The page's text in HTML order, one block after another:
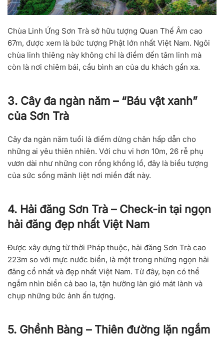
Chùa Linh Ứng Sơn Trà sở hữu tượng Quan Thế Âm cao
67m, được xem là bức tượng Phật lớn nhất Việt Nam. Ngôi
chùa linh thiêng này không chỉ là điểm đến tâm linh mà
còn là nơi chiêm bái, cầu bình an của du khách gần xa.
3. Cây đa ngàn năm – “Báu vật xanh”
của Sơn Trà
Cây đa ngàn năm tuổi là điểm dừng chân hấp dẫn cho
những ai yêu thiên nhiên. Với chu vi hơn 10m, 26 rễ phụ
vươn dài như những con rồng khổng lồ, đây là biểu tượng
của sức sống mãnh liệt nơi miền đất này.
4. Hải đăng Sơn Trà – Check-in tại ngọn
hải đăng đẹp nhất Việt Nam
Được xây dựng từ thời Pháp thuộc, hải đăng Sơn Trà cao
223m so với mực nước biển, là một trong những ngọn hải
đăng cổ nhất và đẹp nhất Việt Nam. Từ đây, bạn có thể
ngắm nhìn biển cả bao la, tận hưởng làn gió mát lành và
chụp những bức ảnh ấn tượng.
5. Ghềnh Bàng – Thiên đường lặn ngắm